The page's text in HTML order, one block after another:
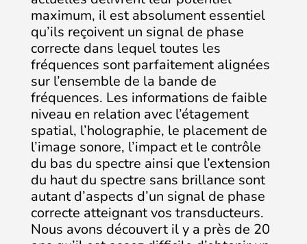
maximum, il est absolument essentiel
qu’ils reçoivent un signal de phase
correcte dans lequel toutes les
fréquences sont parfaitement alignées
sur l’ensemble de la bande de
fréquences. Les informations de faible
niveau en relation avec l’étagement
spatial, l’holographie, le placement de
l’image sonore, l’impact et le contrôle
du bas du spectre ainsi que l’extension
du haut du spectre sans brillance sont
autant d’aspects d’un signal de phase
correcte atteignant vos transducteurs.
Nous avons découvert il y a près de 20